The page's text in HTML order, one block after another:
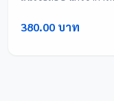
380.00 บาท